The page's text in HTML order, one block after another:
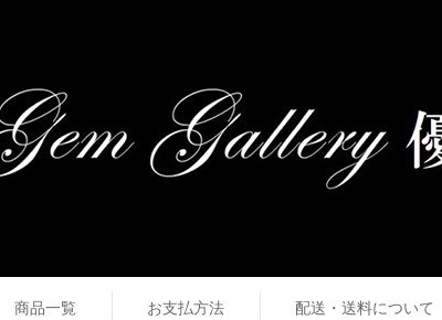
商品一覧 お支払方法 配送・送料について